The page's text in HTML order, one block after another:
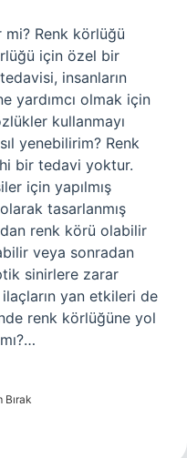
Renk körlüğü
için özel bir
insanların
yardımcı olmak için
kullanmayı
yenebilirim? Renk
bir tedavi yoktur.
için yapılmış
tasarlanmış
renk körü olabilir
veya sonradan
sinirlere zarar
yan etkileri de
renk körlüğüne yol
Bırak